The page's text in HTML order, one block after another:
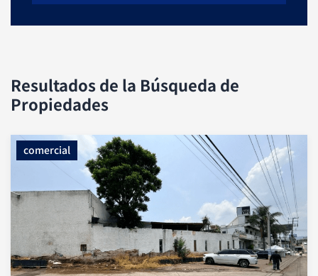
Resultados de la Búsqueda de
Propiedades
comercial